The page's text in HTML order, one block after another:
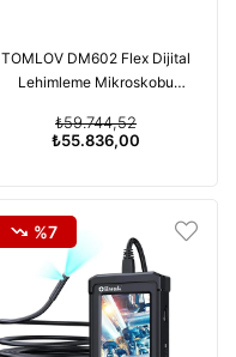
TOMLOV DM602 Flex Dijital
Lehimleme Mikroskobu
₺55.836,00
₺59.744,52
%7